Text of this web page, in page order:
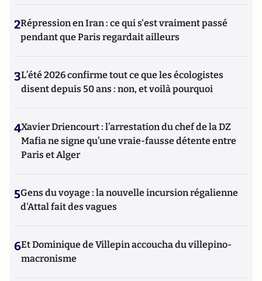
2Répression en Iran : ce qui s'est vraiment passé
pendant que Paris regardait ailleurs
3L’été 2026 confirme tout ce que les écologistes
disent depuis 50 ans : non, et voilà pourquoi
4Xavier Driencourt : l’arrestation du chef de la DZ
Mafia ne signe qu’une vraie-fausse détente entre
Paris et Alger
5Gens du voyage : la nouvelle incursion régalienne
d'Attal fait des vagues
6Et Dominique de Villepin accoucha du villepino-
macronisme